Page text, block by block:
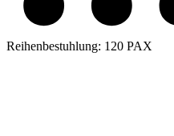
Reihenbestuhlung: 120 PAX